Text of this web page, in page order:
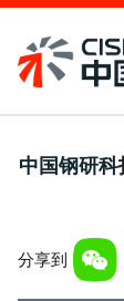
中国钢研
分享到